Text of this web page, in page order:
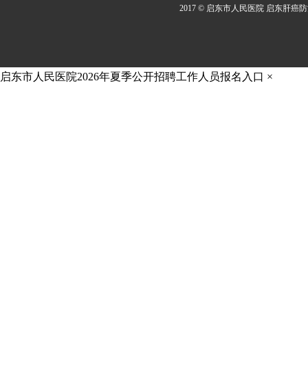
2017 © 启东市人民医院 启东肝癌
启东市人民医院2026年夏季公开招聘工作人员报名入口 ×